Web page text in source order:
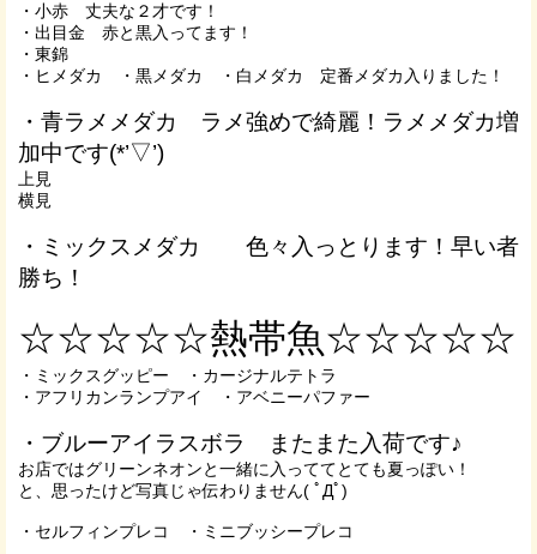
・小赤 丈夫な２才です！
・出目金 赤と黒入ってます！
・東錦
・ヒメダカ ・黒メダカ ・白メダカ 定番メダカ入りました！
・青ラメメダカ ラメ強めで綺麗！ラメメダカ増
加中です(*’▽’)
上見
横見
・ミックスメダカ 色々入っとります！早い者
勝ち！
☆☆☆☆☆熱帯魚☆☆☆☆☆
・ミックスグッピー ・カージナルテトラ
・アフリカンランプアイ ・アベニーパファー
・ブルーアイラスボラ またまた入荷です♪
お店ではグリーンネオンと一緒に入っててとても夏っぽい！
と、思ったけど写真じゃ伝わりません( ﾟДﾟ)
・セルフィンプレコ ・ミニブッシープレコ